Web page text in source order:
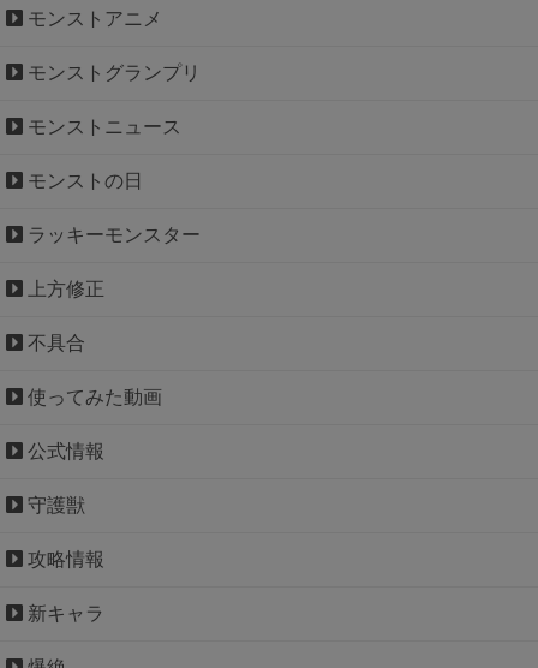
モンストアニメ
モンストグランプリ
モンストニュース
モンストの日
ラッキーモンスター
上方修正
不具合
使ってみた動画
公式情報
守護獣
攻略情報
新キャラ